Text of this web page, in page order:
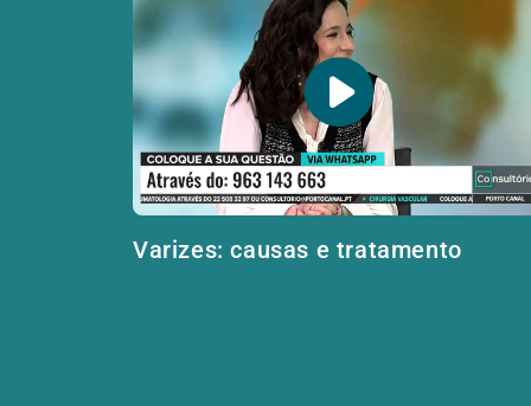
Varizes: causas e tratamento